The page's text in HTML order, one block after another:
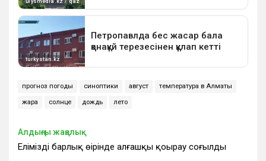
прогноз погоды синоптики август температура в Алматы
жара солнце дождь лето
Алдыңғы жаңалық
Еліміздің барлық өңірінде алғашқы қоңырау соғылды